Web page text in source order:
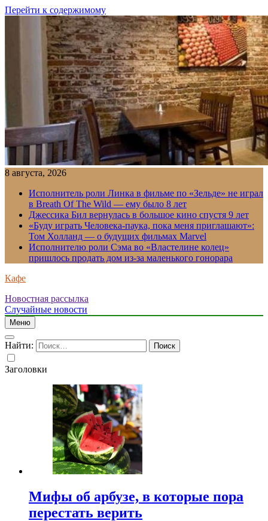
Перейти к содержимому
8 августа, 2026
Исполнитель роли Линка в фильме по «Зельде» не играл
в Breath Of The Wild — ему было 8 лет
Джессика Бил вернулась в большое кино спустя 9 лет
«Буду играть Человека-паука, пока меня приглашают»:
Том Холланд — о будущих фильмах Marvel
Исполнителю роли Сэма во «Властелине колец»
пришлось продать дом из-за маленького гонорара
Кафе
Новостная рассылка
Случайные новости
Меню
Найти:
Заголовки
Мифы об арбузе, в которые пора
перестать верить